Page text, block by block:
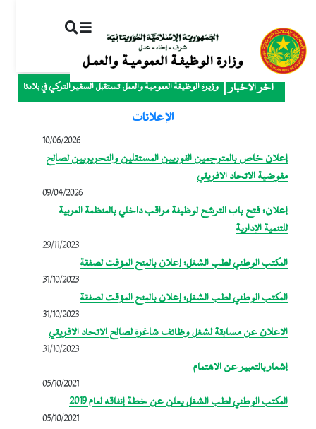
آخر الأخبار وزيرة الوظيفة العمومية والعمل تستقبل السفير التركي في بلادنا
الإعلانات
10/06/2026
إعلان خاص بالمترجمين الفوريين المستقلين والتحريريين لصالح
مفوضية الاتحاد الافريقي
09/04/2026
إعلان: فتح باب الترشح لوظيفة مراقب داخلي بالمنظمة العربية
للتنمية الإدارية
29/11/2023
المكتب الوطني لطب الشغل: إعلان بالمنح المؤقت لصفقة
31/10/2023
المكتب الوطني لطب الشغل: إعلان بالمنح المؤقت لصفقة
31/10/2023
الاعلان عن مسابقة لشغل وظائف شاغرة لصالح الاتحاد الافريقي
31/10/2023
إشعار بالتعبير عن الاهتمام
05/10/2021
المكتب الوطني لطب الشغل يعلن عن خطة إنفاقه لعام 2019
05/10/2021